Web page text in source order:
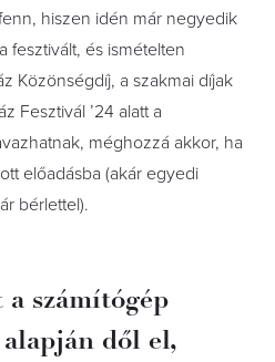
hiszen idén már negyedik
fesztivált, és ismételten
Közönségdíj, a szakmai díjak
Fesztivál ’24 alatt a
méghozzá akkor, ha
előadásba (akár egyedi
bérlettel).
a számítógép
alapján dől el,